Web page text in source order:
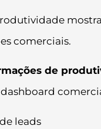
comerciais.
de
leads